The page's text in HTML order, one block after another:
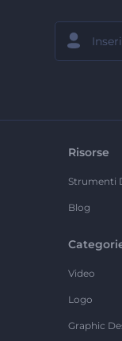
Risorse
Strumenti
Blog
Video
Logo
Graphic